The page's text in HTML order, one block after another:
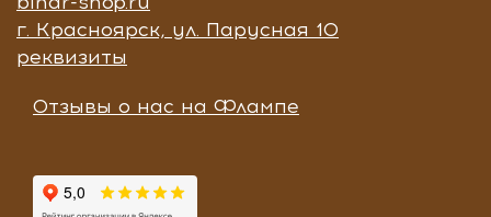
г. Красноярск, ул. Парусная 10
реквизиты
Отзывы о нас на Флампе